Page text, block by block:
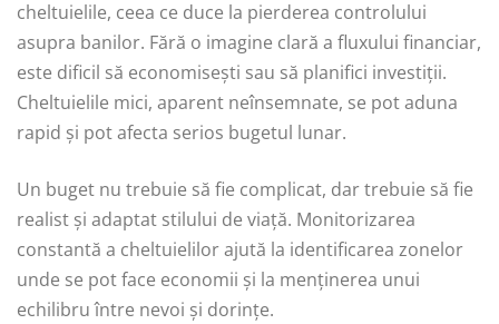
cheltuielile, ceea ce duce la pierderea controlului
asupra banilor. Fără o imagine clară a fluxului financiar,
este dificil să economisești sau să planifici investiții.
Cheltuielile mici, aparent neînsemnate, se pot aduna
rapid și pot afecta serios bugetul lunar.
Un buget nu trebuie să fie complicat, dar trebuie să fie
realist și adaptat stilului de viață. Monitorizarea
constantă a cheltuielilor ajută la identificarea zonelor
unde se pot face economii și la menținerea unui
echilibru între nevoi și dorințe.